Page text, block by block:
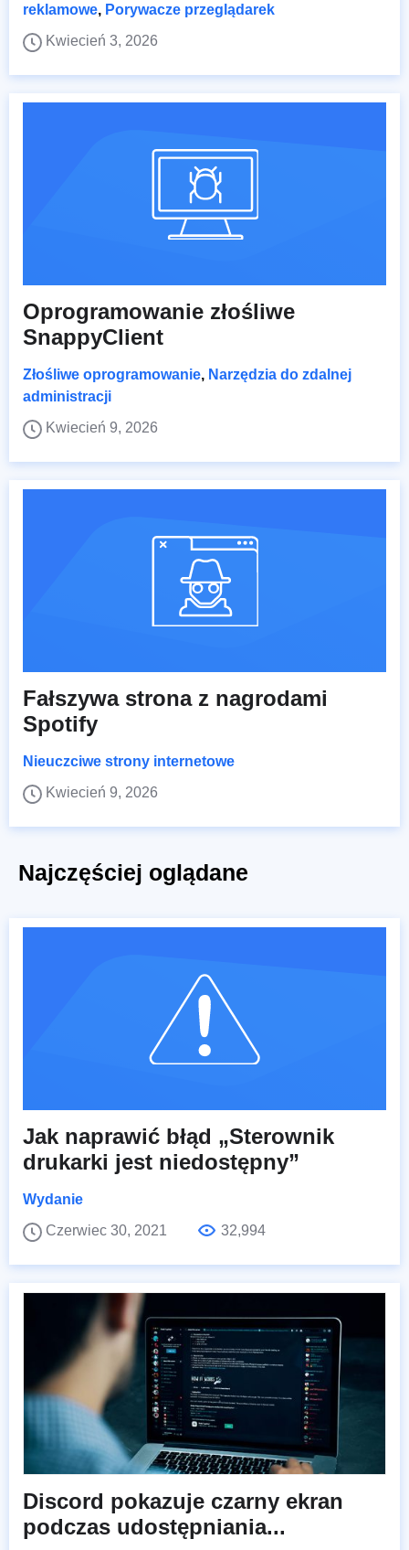
reklamowe, Porywacze przeglądarek
Kwiecień 3, 2026
Oprogramowanie złośliwe
SnappyClient
Złośliwe oprogramowanie, Narzędzia do zdalnej
administracji
Kwiecień 9, 2026
Fałszywa strona z nagrodami
Spotify
Nieuczciwe strony internetowe
Kwiecień 9, 2026
Najczęściej oglądane
Jak naprawić błąd „Sterownik
drukarki jest niedostępny”
Wydanie
Czerwiec 30, 2021
32,994
Discord pokazuje czarny ekran
podczas udostępniania...